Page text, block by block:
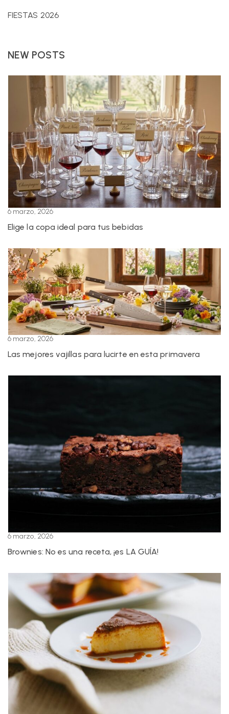
FIESTAS 2026
NEW POSTS
6 marzo, 2026
Elige la copa ideal para tus bebidas
6 marzo, 2026
Las mejores vajillas para lucirte en esta primavera
6 marzo, 2026
Brownies: No es una receta, ¡es LA GUÍA!